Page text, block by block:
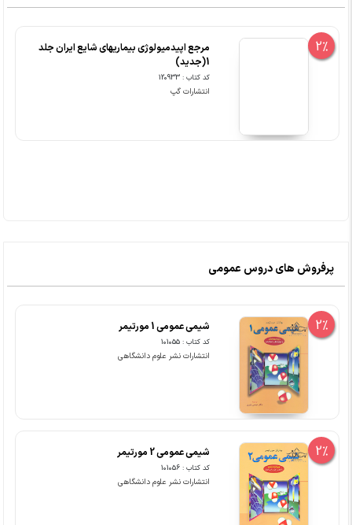
2%
مرجع اپیدمیولوژی بیماریهای شایع ایران جلد
1(جدید)
کد کتاب : 120933
انتشارات گپ
پرفروش های دروس عمومی
2% شیمی عمومی 1 مورتیمر
کد کتاب : 101055
انتشارات نشر علوم دانشگاهی
2% شیمی عمومی 2 مورتیمر
کد کتاب : 101056
انتشارات نشر علوم دانشگاهی